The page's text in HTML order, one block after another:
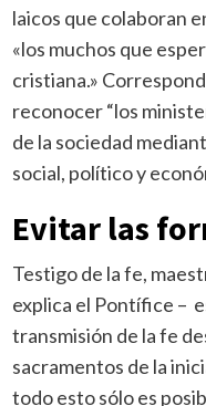
laicos que colaboran
«los muchos que
cristiana.»
reconocer “los
de la sociedad
social, político y
Evitar las
Testigo de la fe,
explica el Pontífice –
transmisión de la fe
sacramentos de la
todo esto sólo es